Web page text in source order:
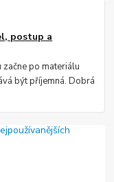
postup a
po materiálu
být příjemná. Dobrá